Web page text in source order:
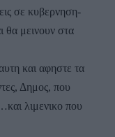
σε κυβερνηση-
θα μεινουν στα
και αφηστε τα
Δημος, που
λιμενικο που